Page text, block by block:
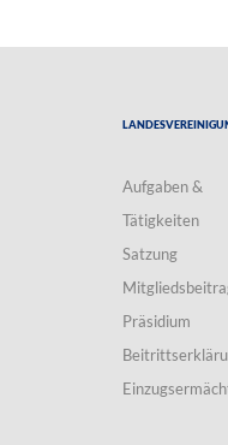
Aufgaben &
Tätigkeiten
Satzung
Präsidium